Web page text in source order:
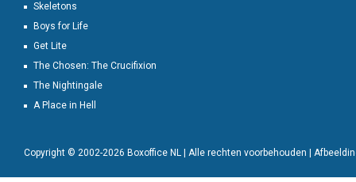
Skeletons
Boys for Life
Get Lite
The Chosen: The Crucifixion
The Nightingale
A Place in Hell
Copyright © 2002-2026 Boxoffice NL | Alle rechten voorbehouden |